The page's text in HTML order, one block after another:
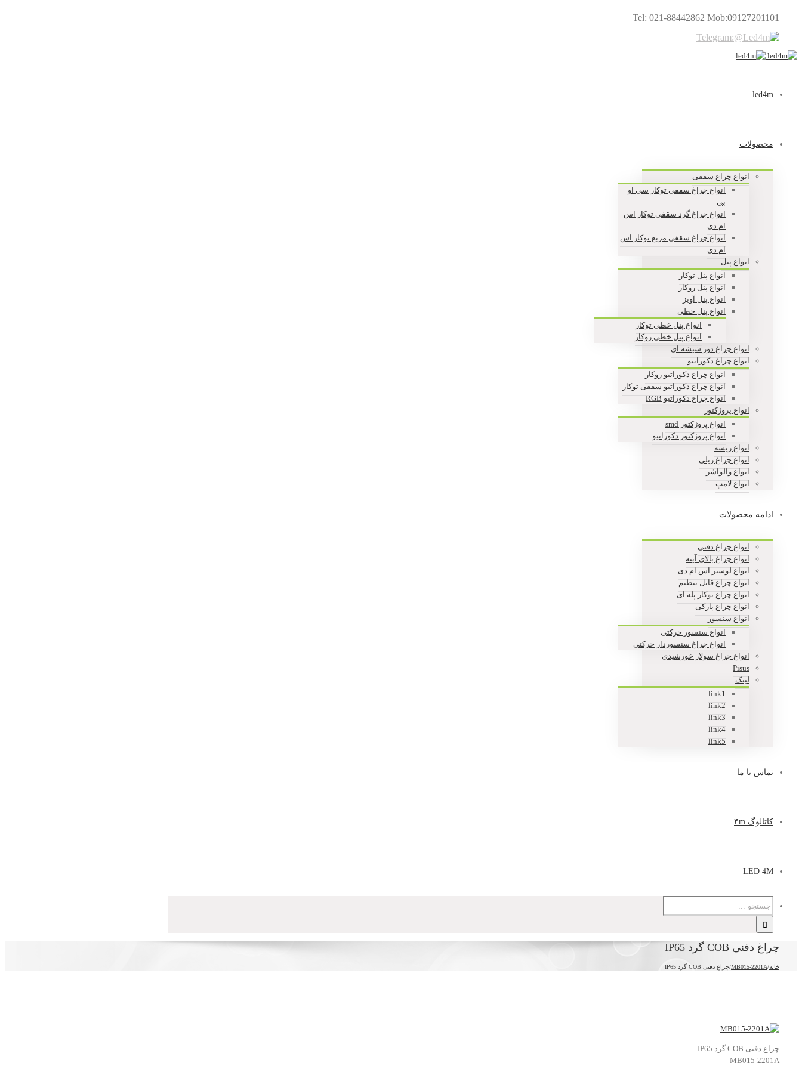
Tel: 021-88442862 Mob:09127201101
led4m
محصولات
انواع چراغ سقفی
انواع چراغ سقفی توکار سی او
بی
انواع چراغ گرد سقفی توکار اس
ام دی
انواع چراغ سقفی مربع توکار اس
ام دی
انواع پنل
انواع پنل توکار
انواع پنل روکار
انواع پنل آویز
انواع پنل خطی
انواع پنل خطی توکار
انواع پنل خطی روکار
انواع چراغ دور شیشه ای
انواع چراغ دکوراتیو
انواع چراغ دکوراتیو روکار
انواع چراغ دکوراتیو سقفی توکار
انواع چراغ دکوراتیو RGB
انواع پروژکتور
انواع پروژکتور smd
انواع پروژکتور دکوراتیو
انواع ریسه
انواع چراغ ریلی
انواع والواشر
انواع لامپ
ادامه محصولات
انواع چراغ دفنی
انواع چراغ بالای آینه
انواع لوستر اس ام دی
انواع چراغ قابل تنظیم
انواع چراغ توکار پله ای
انواع چراغ پارکی
انواع سنسور
انواع سنسور حرکتی
انواع چراغ سنسوردار حرکتی
انواع چراغ سولار خورشیدی
Pisus
لینک
link1
link2
link3
link4
link5
تماس با ما
کاتالوگ ۴m
LED 4M
چراغ دفنی COB گرد IP65
خانه/
MB015-2201A
/چراغ دفنی COB گرد IP65
چراغ دفنی COB گرد IP65
MB015-2201A